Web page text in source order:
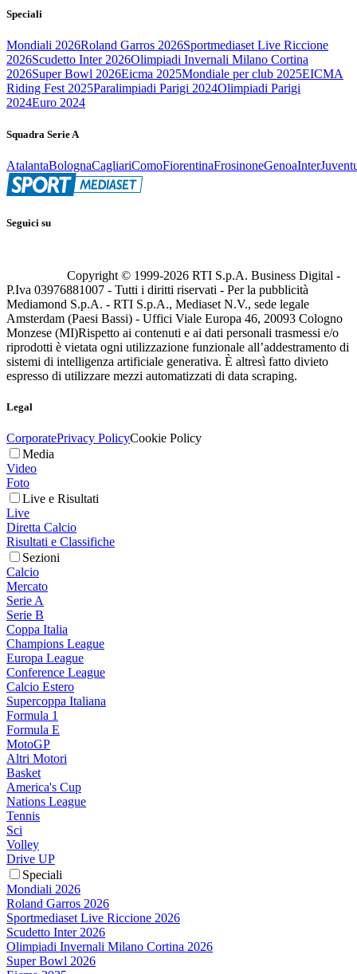
Speciali
Mondiali 2026Roland Garros 2026Sportmediaset Live Riccione
2026Scudetto Inter 2026Olimpiadi Invernali Milano Cortina
2026Super Bowl 2026Eicma 2025Mondiale per club 2025EICMA
Riding Fest 2025Paralimpiadi Parigi 2024Olimpiadi Parigi
2024Euro 2024
Squadra Serie A
AtalantaBolognaCagliariComoFiorentinaFrosinoneGenoaInter
Seguici su
Copyright © 1999-2026 RTI S.p.A. Business Digital -
P.Iva 03976881007 - Tutti i diritti riservati - Per la pubblicità
Mediamond S.p.A. - RTI S.p.A., Mediaset N.V., sede legale
Amsterdam (Paesi Bassi) - Uffici Viale Europa 46, 20093 Cologno
Monzese (MI)Rispetto ai contenuti e ai dati personali trasmessi e/o
riprodotti è vietata ogni utilizzazione funzionale all’addestramento di
sistemi di intelligenza artificiale generativa. È altresì fatto divieto
espresso di utilizzare mezzi automatizzati di data scraping.
Legal
CorporatePrivacy PolicyCookie Policy
Media
Video
Foto
Live e Risultati
Live
Diretta Calcio
Risultati e Classifiche
Sezioni
Calcio
Mercato
Serie A
Serie B
Coppa Italia
Champions League
Europa League
Conference League
Calcio Estero
Supercoppa Italiana
Formula 1
Formula E
MotoGP
Altri Motori
Basket
America's Cup
Nations League
Tennis
Sci
Volley
Drive UP
Speciali
Mondiali 2026
Roland Garros 2026
Sportmediaset Live Riccione 2026
Scudetto Inter 2026
Olimpiadi Invernali Milano Cortina 2026
Super Bowl 2026